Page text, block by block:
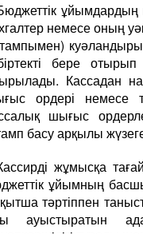
немесе оның
бере
Кассадан
ордері немесе
шығыс
басу арқылы
жұмысқа
ұйымның
тәртіппен
ауыстыратын